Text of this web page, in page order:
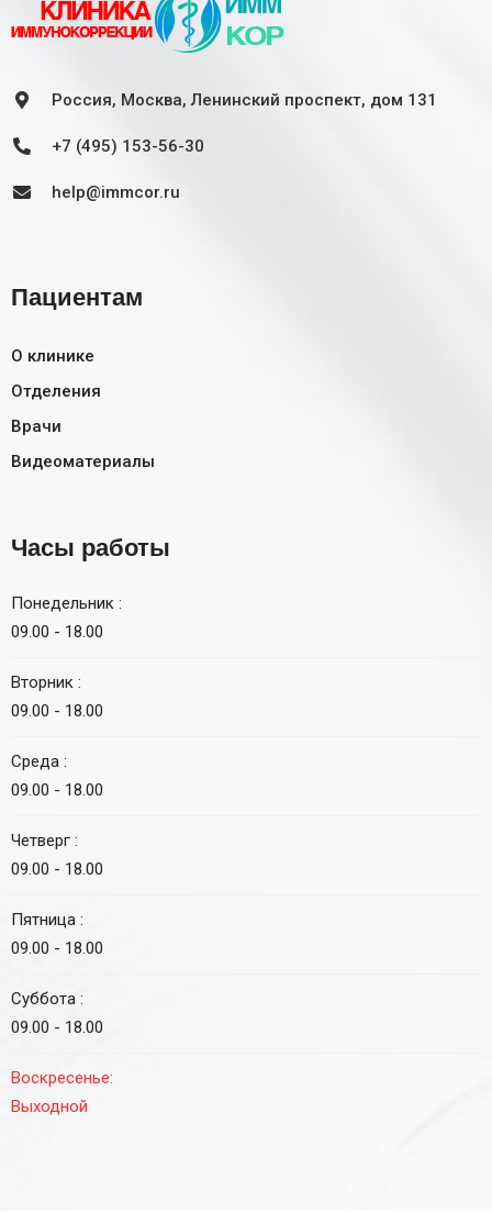
Россия, Москва, Ленинский проспект, дом 131
+7 (495) 153-56-30
help@immcor.ru
Пациентам
О клинике
Отделения
Врачи
Видеоматериалы
Часы работы
Понедельник :
09.00 - 18.00
Вторник :
09.00 - 18.00
Среда :
09.00 - 18.00
Четверг :
09.00 - 18.00
Пятница :
09.00 - 18.00
Суббота :
09.00 - 18.00
Воскресенье:
Выходной